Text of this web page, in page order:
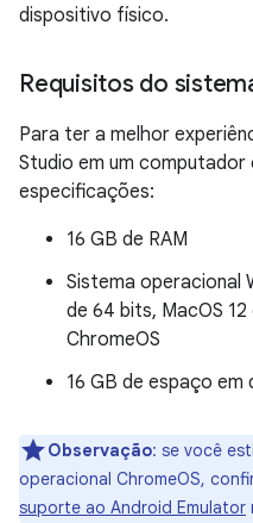
dispositivo físico.
Requisitos do
Para ter a melhor
Studio em um computador
especificações:
16 GB de RAM
Sistema operacional
de 64 bits, MacOS
ChromeOS
16 GB de espaço em
Observação: se você
operacional ChromeOS,
suporte ao Android Emulator